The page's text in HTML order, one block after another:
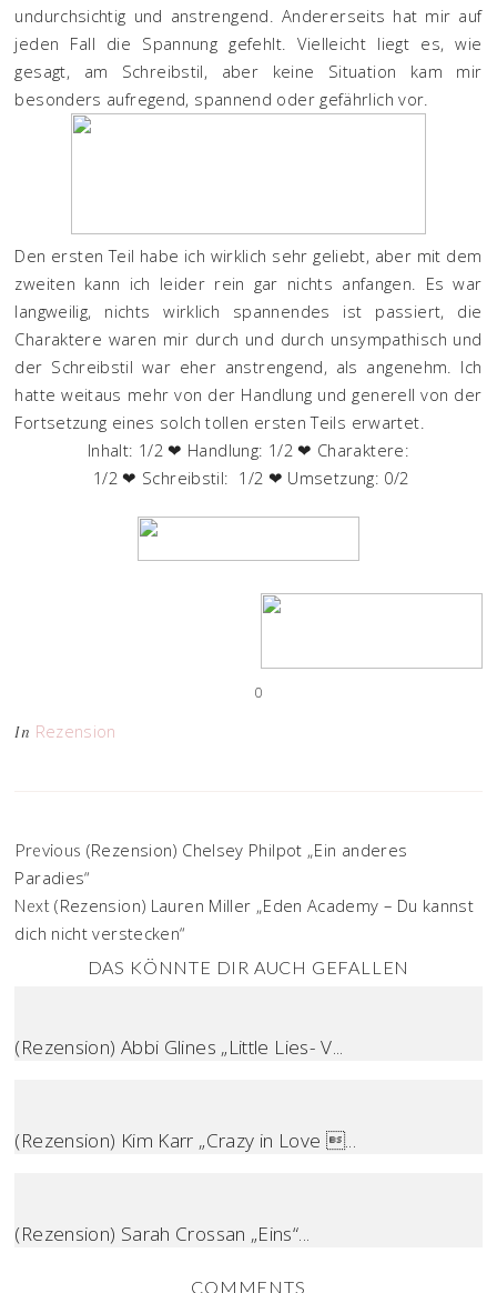
undurchsichtig und anstrengend. Andererseits hat mir auf
jeden Fall die Spannung gefehlt. Vielleicht liegt es, wie
gesagt, am Schreibstil, aber keine Situation kam mir
besonders aufregend, spannend oder gefährlich vor.
Den ersten Teil habe ich wirklich sehr geliebt, aber mit dem
zweiten kann ich leider rein gar nichts anfangen. Es war
langweilig, nichts wirklich spannendes ist passiert, die
Charaktere waren mir durch und durch unsympathisch und
der Schreibstil war eher anstrengend, als angenehm. Ich
hatte weitaus mehr von der Handlung und generell von der
Fortsetzung eines solch tollen ersten Teils erwartet.
Inhalt: 1/2 ❤ Handlung: 1/2 ❤ Charaktere:
1/2 ❤ Schreibstil: 1/2 ❤ Umsetzung: 0/2
0
In Rezension
Previous (Rezension) Chelsey Philpot „Ein anderes
Paradies“
Next (Rezension) Lauren Miller „Eden Academy – Du kannst
dich nicht verstecken“
DAS KÖNNTE DIR AUCH GEFALLEN
(Rezension) Abbi Glines „Little Lies- V...
(Rezension) Kim Karr „Crazy in Love ...
(Rezension) Sarah Crossan „Eins“...
COMMENTS